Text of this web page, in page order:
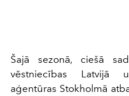
Šajā sezonā, ciešā
vēstniecības Latvijā
aģentūras Stokholmā